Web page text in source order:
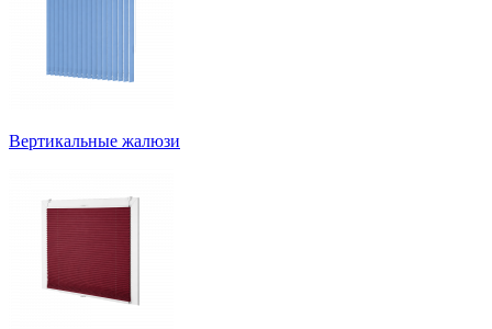
Вертикальные жалюзи